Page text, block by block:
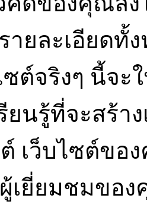
ายละเอียดทั้
ซต์จริงๆ นี้จ
นรู้ที่จะสร้า
ต์ เว็บไซต์ข
เยี่ยมชมของ